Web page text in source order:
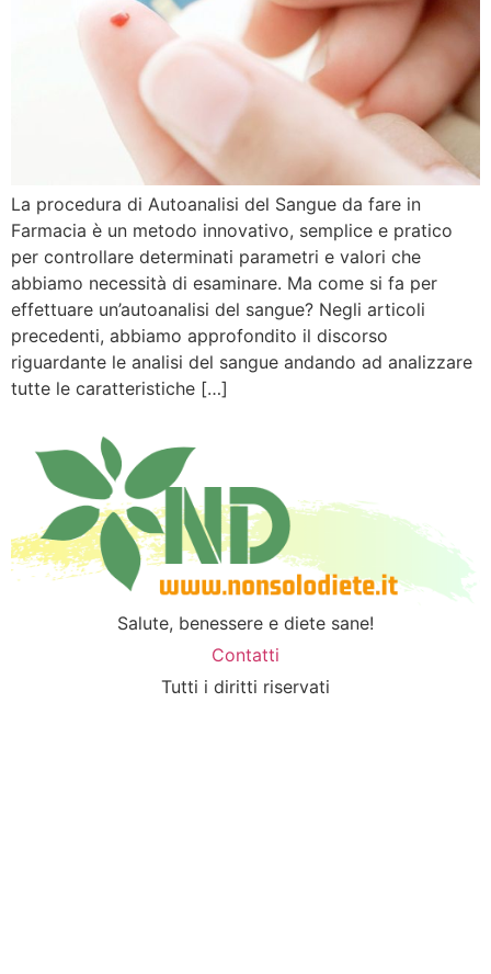
La procedura di Autoanalisi del Sangue da fare in
Farmacia è un metodo innovativo, semplice e pratico
per controllare determinati parametri e valori che
abbiamo necessità di esaminare. Ma come si fa per
effettuare un’autoanalisi del sangue? Negli articoli
precedenti, abbiamo approfondito il discorso
riguardante le analisi del sangue andando ad analizzare
tutte le caratteristiche […]
Salute, benessere e diete sane!
Contatti
Tutti i diritti riservati